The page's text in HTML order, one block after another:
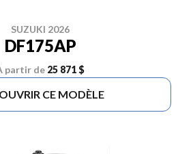
SUZUKI 2026
DF175AP
partir de 25 871 $
CE MODÈLE